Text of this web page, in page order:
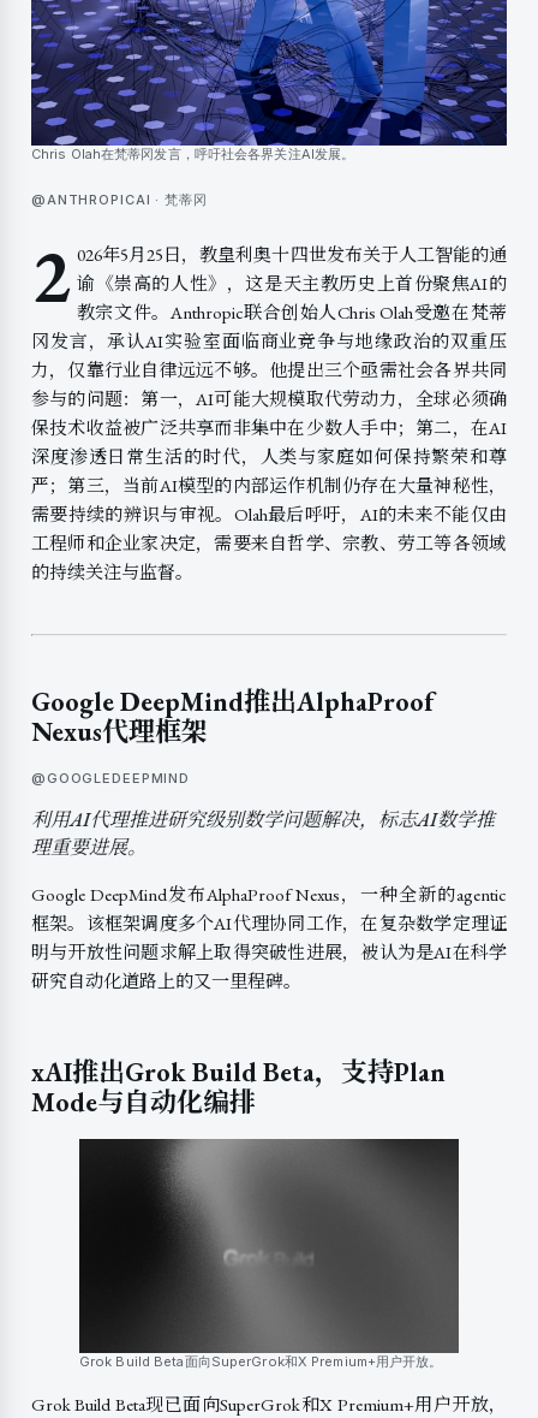
@ANTHROPICAI · 梵蒂冈
2 026年5月25日，教皇利奥十四世发布关于人工智能的通
谕《崇高的人性》，这是天主教历史上首份聚焦AI的
教宗文件。Anthropic联合创始人Chris Olah受邀在梵蒂
冈发言，承认AI实验室面临商业竞争与地缘政治的双重压
力，仅靠行业自律远远不够。他提出三个亟需社会各界共同
参与的问题：第一，AI可能大规模取代劳动力，全球必须确
保技术收益被广泛共享而非集中在少数人手中；第二，在AI
深度渗透日常生活的时代，人类与家庭如何保持繁荣和尊
严；第三，当前AI模型的内部运作机制仍存在大量神秘性，
需要持续的辨识与审视。Olah最后呼吁，AI的未来不能仅由
工程师和企业家决定，需要来自哲学、宗教、劳工等各领域
的持续关注与监督。
Chris Olah在梵蒂冈发言，呼吁社会各界关注AI发展。
Google DeepMind推出AlphaProof
Nexus代理框架
@GOOGLEDEEPMIND
利用AI代理推进研究级别数学问题解决，标志AI数学推
理重要进展。
Google DeepMind发布AlphaProof Nexus，一种全新的agentic
框架。该框架调度多个AI代理协同工作，在复杂数学定理证
明与开放性问题求解上取得突破性进展，被认为是AI在科学
研究自动化道路上的又一里程碑。
xAI推出Grok Build Beta，支持Plan
Mode与自动化编排
Grok Build Beta面向SuperGrok和X Premium+用户开放。
Grok Build Beta现已面向SuperGrok和X Premium+用户开放，